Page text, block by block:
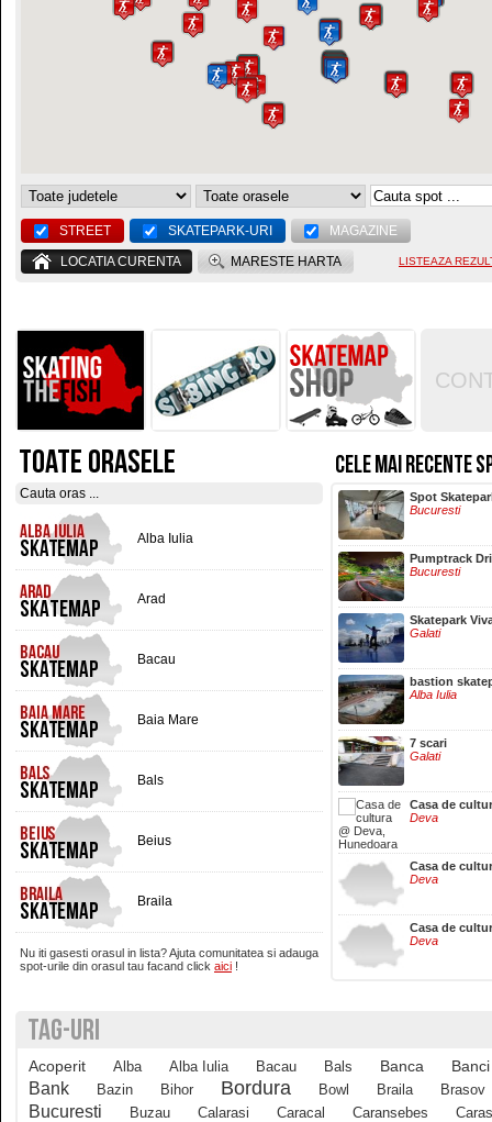
STREET SKATEPARK-URI
MAGAZINE
LOCATIA CURENTA
MARESTE HARTA LISTEAZA
TOATE ORASELE
Alba Iulia
Arad
Bacau
Baia Mare
Bals
Beius
Braila
Brasov
Buzau
Nu iti gasesti orasul in lista? Ajuta comunitatea si adauga
spot-urile din orasul tau facand click aici !
CELE MAI RECENTE
Hala Centrala
Iasi
Spot
Bucuresti
Pumptrack
Bucuresti
Skatepark
Galati
bastion
Alba Iulia
7 scari
Galati
Casa de
Deva
Casa de
Deva
Casa de
Deva
TAG-URI
Acoperit Alba Alba Iulia Bacau Bals Banca Banci
Bank Bazin Bihor Bordura Bowl Braila Brasov
Bucuresti Buzau Calarasi Caracal Caransebes